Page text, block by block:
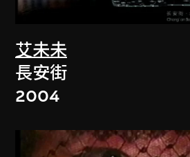
艾未未
長安街
2004